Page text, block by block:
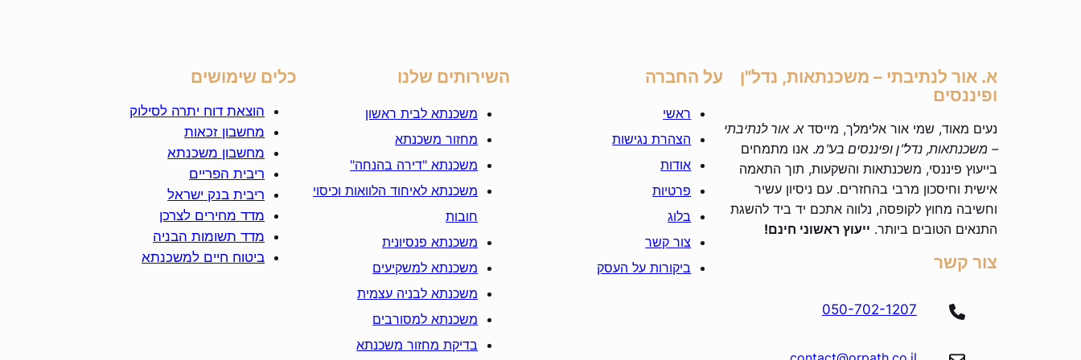
א. אור לנתיבתי – משכנתאות, נדל"ן
ופיננסים
נעים מאוד, שמי אור אלימלך, מייסדא. אור לנתיבתי
– משכנתאות, נדל"ן ופיננסים בע"מ. אנו מתמחים
בייעוץ פיננסי, משכנתאות והשקעות, תוך התאמה
אישית וחיסכון מרבי בהחזרים. עם ניסיון עשיר
וחשיבה מחוץ לקופסה, נלווה אתכם יד ביד להשגת
התנאים הטובים ביותר. ייעוץ ראשוני חינם!
צור קשר
050-702-1207
על החברה
ראשי
הצהרת נגישות
אודות
פרטיות
בלוג
צור קשר
ביקורות על העסק
השירותים שלנו
משכנתא לבית ראשון
מחזור משכנתא
משכנתא "דירה בהנחה"
משכנתא לאיחוד הלוואות וכיסוי
חובות
משכנתא פנסיונית
משכנתא למשקיעים
משכנתא לבניה עצמית
משכנתא למסורבים
בדיקת מחזור משכנתא
כלים שימושים
הוצאת דוח יתרה לסילוק
מחשבון זכאות
מחשבון משכנתא
ריבית הפריים
ריבית בנק ישראל
מדד מחירים לצרכן
מדד תשומות הבניה
ביטוח חיים למשכנתא